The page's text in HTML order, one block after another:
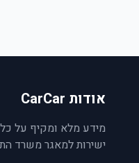
אודות CarCar
מידע מלא ומקיף על
ישירות למאגר משרד